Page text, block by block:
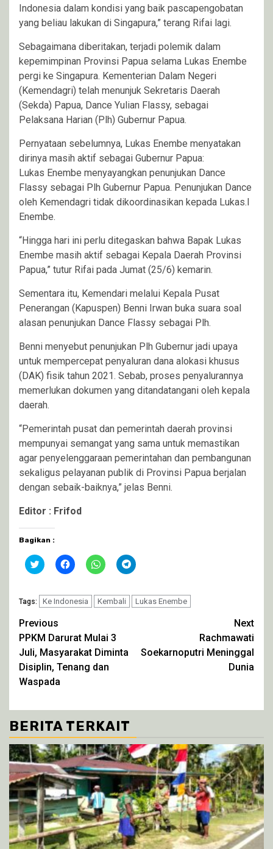
Indonesia dalam kondisi yang baik pascapengobatan
yang beliau lakukan di Singapura,” terang Rifai lagi.
Sebagaimana diberitakan, terjadi polemik dalam
kepemimpinan Provinsi Papua selama Lukas Enembe
pergi ke Singapura. Kementerian Dalam Negeri
(Kemendagri) telah menunjuk Sekretaris Daerah
(Sekda) Papua, Dance Yulian Flassy, sebagai
Pelaksana Harian (Plh) Gubernur Papua.
Pernyataan sebelumnya, Lukas Enembe menyatakan
dirinya masih aktif sebagai Gubernur Papua:
Lukas Enembe menyayangkan penunjukan Dance
Flassy sebagai Plh Gubernur Papua. Penunjukan Dance
oleh Kemendagri tidak dikoordinasikan kepada Lukas.l
Enembe.
“Hingga hari ini perlu ditegaskan bahwa Bapak Lukas
Enembe masih aktif sebagai Kepala Daerah Provinsi
Papua,” tutur Rifai pada Jumat (25/6) kemarin.
Sementara itu, Kemendari melalui Kepala Pusat
Penerangan (Kapuspen) Benni Irwan buka suara soal
alasan penunjukan Dance Flassy sebagai Plh.
Benni menyebut penunjukan Plh Gubernur jadi upaya
untuk mempercepat penyaluran dana alokasi khusus
(DAK) fisik tahun 2021. Sebab, proses penyalurannya
memerlukan dokumen yang ditandatangani oleh kepala
daerah.
“Pemerintah pusat dan pemerintah daerah provinsi
mempunyai semangat yang sama untuk memastikan
agar penyelenggaraan pemerintahan dan pembangunan
sekaligus pelayanan publik di Provinsi Papua berjalan
dengan sebaik-baiknya,” jelas Benni.
Editor : Frifod
Bagikan :
Klik
untuk
Twitter(Membuka
di
jendela
yang
baru)
Klik
untuk
Facebook(Membuka
di
jendela
Klik
untuk
WhatsApp(Membuka
di
jendela
Klik
untuk
Telegram(Membuka
di
jendela
Tags: Ke Indonesia Kembali Lukas Enembe
Continue
Reading
Previous
PPKM Darurat Mulai 3
Juli, Masyarakat Diminta
Disiplin, Tenang dan
Waspada
Next
Rachmawati
Soekarnoputri Meninggal
Dunia
BERITA TERKAIT